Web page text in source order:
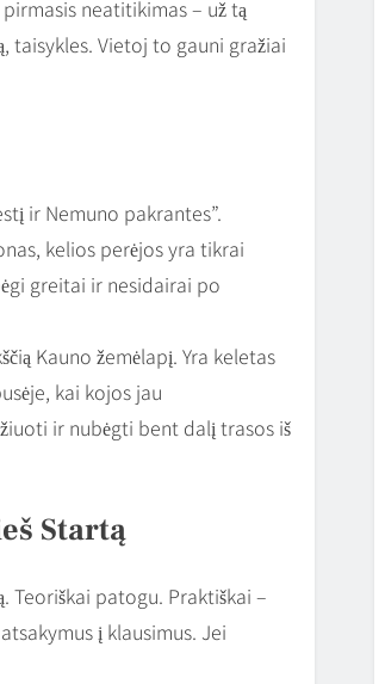
neatitikimas – už tą
taisykles. Vietoj to gauni gražiai
ir Nemuno pakrantes”.
kelios perėjos yra tikrai
greitai ir nesidairai po
Kauno žemėlapį. Yra keletas
kai kojos jau
ir nubėgti bent dalį trasos iš
Startą
Teoriškai patogu. Praktiškai –
į klausimus. Jei